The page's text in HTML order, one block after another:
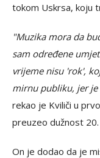
tokom Uskrsa, koju
"Muzika mora da
sam određene
vrijeme nisu 'rok',
mirnu publiku, jer je
rekao je Kviliči u
preuzeo dužnost
On je dodao da je